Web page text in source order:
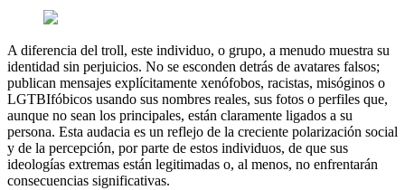
A diferencia del troll, este individuo, o grupo, a menudo muestra su
identidad sin perjuicios. No se esconden detrás de avatares falsos;
publican mensajes explícitamente xenófobos, racistas, misóginos o
LGTBIfóbicos usando sus nombres reales, sus fotos o perfiles que,
aunque no sean los principales, están claramente ligados a su
persona. Esta audacia es un reflejo de la creciente polarización social
y de la percepción, por parte de estos individuos, de que sus
ideologías extremas están legitimadas o, al menos, no enfrentarán
consecuencias significativas.